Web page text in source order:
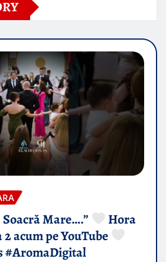
Mare….”
Hora
acum pe YouTube
#AromaDigital